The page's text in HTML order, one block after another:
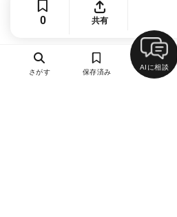
0 共有
さがす 保存済み
AIに相談